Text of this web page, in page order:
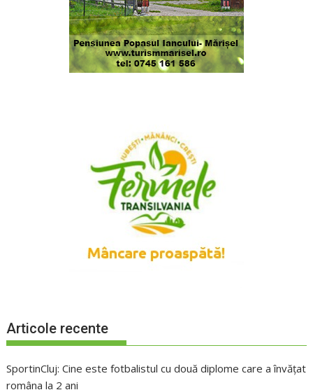
Articole recente
SportinCluj: Cine este fotbalistul cu două diplome care a învățat
româna la 2 ani